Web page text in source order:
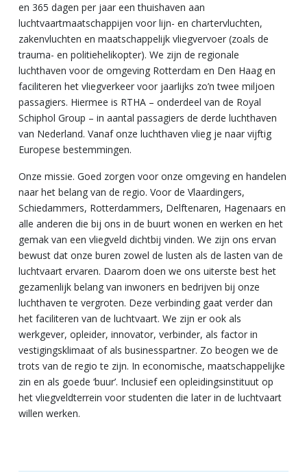
en 365 dagen per jaar een thuishaven aan
luchtvaartmaatschappijen voor lijn- en chartervluchten,
zakenvluchten en maatschappelijk vliegvervoer (zoals de
trauma- en politiehelikopter). We zijn de regionale
luchthaven voor de omgeving Rotterdam en Den Haag en
faciliteren het vliegverkeer voor jaarlijks zo’n twee miljoen
passagiers. Hiermee is RTHA – onderdeel van de Royal
Schiphol Group – in aantal passagiers de derde luchthaven
van Nederland. Vanaf onze luchthaven vlieg je naar vijftig
Europese bestemmingen.
Onze missie. Goed zorgen voor onze omgeving en handelen
naar het belang van de regio. Voor de Vlaardingers,
Schiedammers, Rotterdammers, Delftenaren, Hagenaars en
alle anderen die bij ons in de buurt wonen en werken en het
gemak van een vliegveld dichtbij vinden. We zijn ons ervan
bewust dat onze buren zowel de lusten als de lasten van de
luchtvaart ervaren. Daarom doen we ons uiterste best het
gezamenlijk belang van inwoners en bedrijven bij onze
luchthaven te vergroten. Deze verbinding gaat verder dan
het faciliteren van de luchtvaart. We zijn er ook als
werkgever, opleider, innovator, verbinder, als factor in
vestigingsklimaat of als businesspartner. Zo beogen we de
trots van de regio te zijn. In economische, maatschappelijke
zin en als goede ‘buur’. Inclusief een opleidingsinstituut op
het vliegveldterrein voor studenten die later in de luchtvaart
willen werken.